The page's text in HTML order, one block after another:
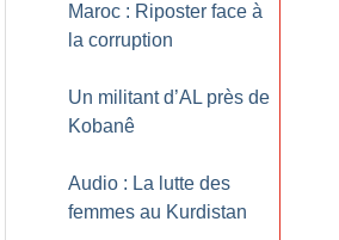
Maroc : Riposter face à
la corruption
Un militant d’AL près de
Kobanê
Audio : La lutte des
femmes au Kurdistan